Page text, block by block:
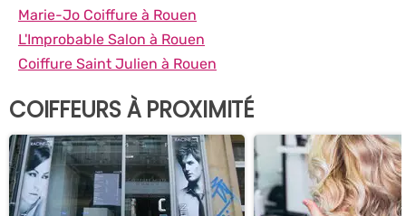
Marie-Jo Coiffure à Rouen
L'Improbable Salon à Rouen
Coiffure Saint Julien à Rouen
COIFFEURS À PROXIMITÉ